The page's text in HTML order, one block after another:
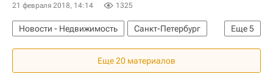
21 февраля 2018, 14:14 1325
Еще5
Новости - Недвижимость
Санкт-Петербург
Строительство
Следствие
Хищение
Еще 20 материалов